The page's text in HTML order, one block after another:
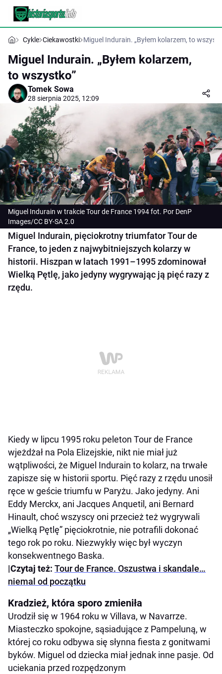
Cykle Ciekawostki Miguel Indurain. „Byłem kolarzem, to
Miguel Indurain. „Byłem kolarzem,
to wszystko”
Tomek Sowa
28 sierpnia 2025, 12:09
Miguel Indurain w trakcie Tour de France 1994 fot. Por DenP
Images/CC BY-SA 2.0
Miguel Indurain, pięciokrotny triumfator Tour de
France, to jeden z najwybitniejszych kolarzy w
historii. Hiszpan w latach 1991–1995 zdominował
Wielką Pętlę, jako jedyny wygrywając ją pięć razy z
rzędu.
Kiedy w lipcu 1995 roku peleton Tour de France
wjeżdżał na Pola Elizejskie, nikt nie miał już
wątpliwości, że Miguel Indurain to kolarz, na trwałe
zapisze się w historii sportu. Pięć razy z rzędu unosił
ręce w geście triumfu w Paryżu. Jako jedyny. Ani
Eddy Merckx, ani Jacques Anquetil, ani Bernard
Hinault, choć wszyscy oni przecież też wygrywali
„Wielką Pętlę” pięciokrotnie, nie potrafili dokonać
tego rok po roku. Niezwykły więc był wyczyn
konsekwentnego Baska.
|Czytaj też: Tour de France. Oszustwa i skandale…
niemal od początku
Kradzież, która sporo zmieniła
Urodził się w 1964 roku w Villava, w Navarrze.
Miasteczko spokojne, sąsiadujące z Pampeluną, w
której co roku odbywa się słynna fiesta z gonitwami
byków. Miguel od dziecka miał jednak inne pasje. Od
uciekania przed rozpędzonym